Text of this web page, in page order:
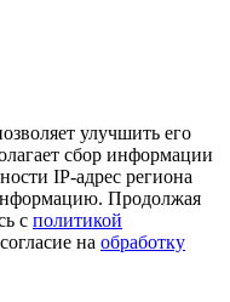
улучшить его
сбор информации
IP-адрес региона
Продолжая
с политикой
на обработку